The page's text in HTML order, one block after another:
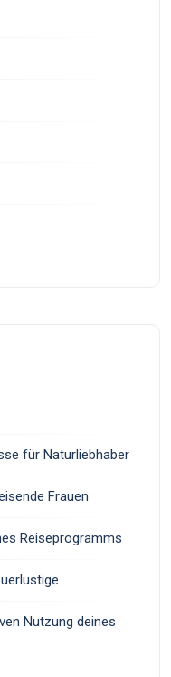
für Naturliebhaber
Frauen
Reiseprogramms
Nutzung deines